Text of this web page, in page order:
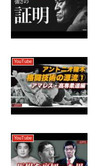
YouTube
YouTube